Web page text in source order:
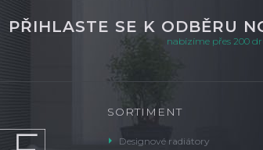
PŘIHLASTE SE K ODBĚRU
nabízíme přes 200
SORTIMENT
Designové radiátory